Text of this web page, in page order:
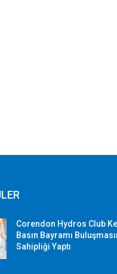
Corendon Hydros Club
Basın Bayramı
Sahipliği Yaptı